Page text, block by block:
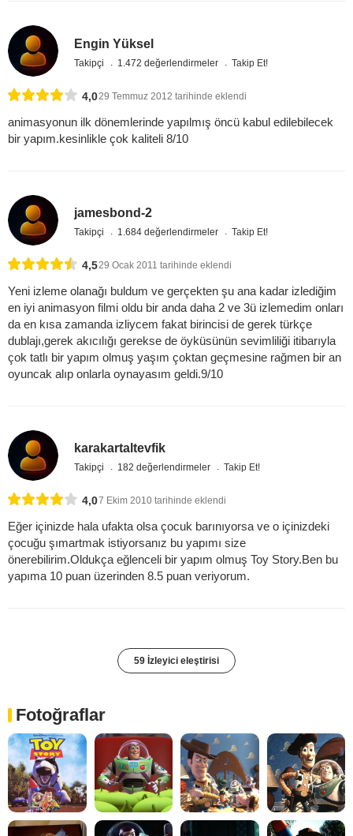
Engin Yüksel
Takipçi 1.472 değerlendirmeler Takip Et!
4,029 Temmuz 2012 tarihinde eklendi
animasyonun ilk dönemlerinde yapılmış öncü kabul edilebilecek
bir yapım.kesinlikle çok kaliteli 8/10
jamesbond-2
Takipçi 1.684 değerlendirmeler Takip Et!
4,529 Ocak 2011 tarihinde eklendi
Yeni izleme olanağı buldum ve gerçekten şu ana kadar izlediğim
en iyi animasyon filmi oldu bir anda daha 2 ve 3ü izlemedim onları
da en kısa zamanda izliycem fakat birincisi de gerek türkçe
dublajı,gerek akıcılığı gerekse de öyküsünün sevimliliği itibarıyla
çok tatlı bir yapım olmuş yaşım çoktan geçmesine rağmen bir an
oyuncak alıp onlarla oynayasım geldi.9/10
karakartaltevfik
Takipçi 182 değerlendirmeler Takip Et!
4,07 Ekim 2010 tarihinde eklendi
Eğer içinizde hala ufakta olsa çocuk barınıyorsa ve o içinizdeki
çocuğu şımartmak istiyorsanız bu yapımı size
önerebilirim.Oldukça eğlenceli bir yapım olmuş Toy Story.Ben bu
yapıma 10 puan üzerinden 8.5 puan veriyorum.
59 İzleyici eleştirisi
Fotoğraflar